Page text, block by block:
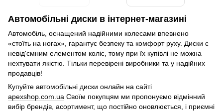
Автомобільні диски в інтернет-магазині
Автомобіль, оснащений надійними колесами впевнено
«стоїть на ногах», гарантує безпеку та комфорт руху. Диски є
невід'ємним елементом коліс, тому при їх купівлі не можна
нехтувати якістю. Тільки перевірені виробники та у надійних
продавців!
Купуйте автомобільні диски онлайн на сайті
apexshop.com.ua Своїм покупцям ми пропонуємо відмінний
вибір брендів, асортимент, що постійно оновлюється, і приємні